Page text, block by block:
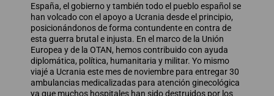
España, el gobierno y también todo el pueblo español se
han volcado con el apoyo a Ucrania desde el principio,
posicionándonos de forma contundente en contra de
esta guerra brutal e injusta. En el marco de la Unión
Europea y de la OTAN, hemos contribuido con ayuda
diplomática, política, humanitaria y militar. Yo mismo
viajé a Ucrania este mes de noviembre para entregar 30
ambulancias medicalizadas para atención ginecológica
ya que muchos hospitales han sido destruidos por los